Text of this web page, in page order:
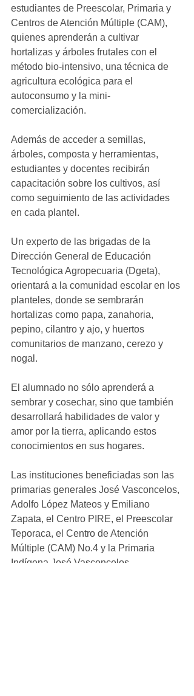
estudiantes de Preescolar, Primaria y
Centros de Atención Múltiple (CAM),
quienes aprenderán a cultivar
hortalizas y árboles frutales con el
método bio-intensivo, una técnica de
agricultura ecológica para el
autoconsumo y la mini-
comercialización.
Además de acceder a semillas,
árboles, composta y herramientas,
estudiantes y docentes recibirán
capacitación sobre los cultivos, así
como seguimiento de las actividades
en cada plantel.
Un experto de las brigadas de la
Dirección General de Educación
Tecnológica Agropecuaria (Dgeta),
orientará a la comunidad escolar en los
planteles, donde se sembrarán
hortalizas como papa, zanahoria,
pepino, cilantro y ajo, y huertos
comunitarios de manzano, cerezo y
nogal.
El alumnado no sólo aprenderá a
sembrar y cosechar, sino que también
desarrollará habilidades de valor y
amor por la tierra, aplicando estos
conocimientos en sus hogares.
Las instituciones beneficiadas son las
primarias generales José Vasconcelos,
Adolfo López Mateos y Emiliano
Zapata, el Centro PIRE, el Preescolar
Teporaca, el Centro de Atención
Múltiple (CAM) No.4 y la Primaria
Indígena José Vasconcelos.